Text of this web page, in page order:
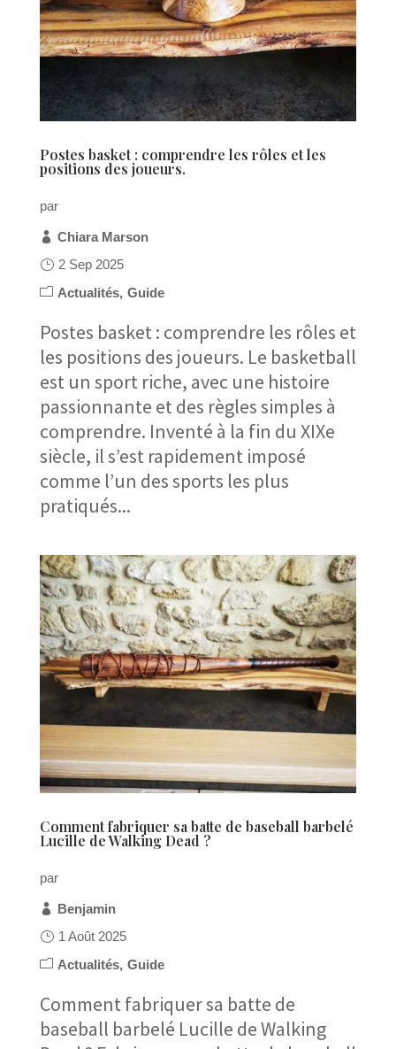
Postes basket : comprendre les rôles et les
positions des joueurs.
par
Chiara Marson
2 Sep 2025
Actualités Guide
Postes basket : comprendre les rôles et
les positions des joueurs. Le basketball
est un sport riche, avec une histoire
passionnante et des règles simples à
comprendre. Inventé à la fin du XIXe
siècle, il s’est rapidement imposé
comme l’un des sports les plus
pratiqués...
Comment fabriquer sa batte de baseball barbelé
Lucille de Walking Dead ?
par
Benjamin
1 Août 2025
Actualités Guide
Comment fabriquer sa batte de
baseball barbelé Lucille de Walking